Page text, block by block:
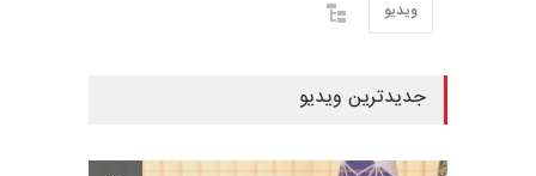
ویدیو
جدیدترین ویدیو